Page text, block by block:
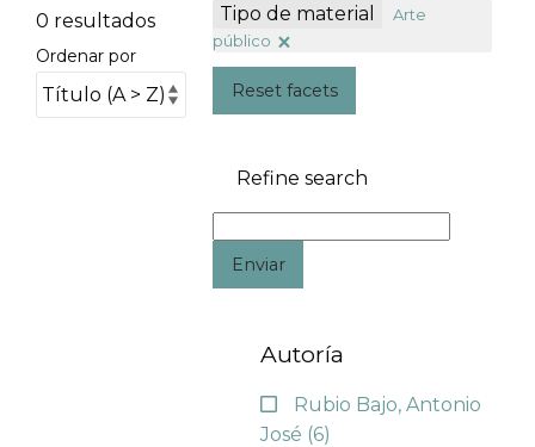
0 resultados
Ordenar por
Tipo de material
Arte
público
Reset facets
Refine search
Enviar
Autoría
Rubio Bajo, Antonio
José (6)